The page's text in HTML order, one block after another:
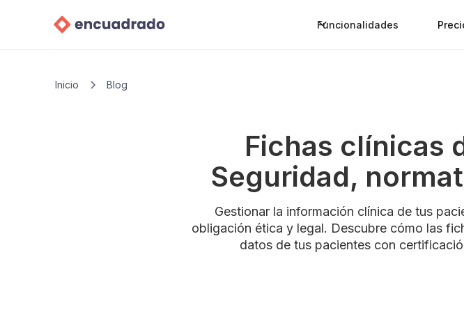
Funcionalidades
Inicio Blog
Fichas clínicas
Seguridad,
Gestionar la información clínica de tus
obligación ética y legal. Descubre cómo las
datos de tus pacientes con